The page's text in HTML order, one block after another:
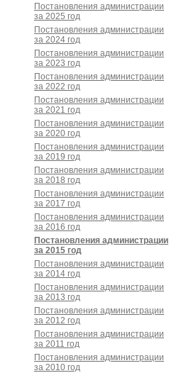
Постановления администрации
за 2025 год
Постановления администрации
за 2024 год
Постановления администрации
за 2023 год
Постановления администрации
за 2022 год
Постановления администрации
за 2021 год
Постановления администрации
за 2020 год
Постановления администрации
за 2019 год
Постановления администрации
за 2018 год
Постановления администрации
за 2017 год
Постановления администрации
за 2016 год
Постановления администрации
за 2015 год
Постановления администрации
за 2014 год
Постановления администрации
за 2013 год
Постановления администрации
за 2012 год
Постановления администрации
за 2011 год
Постановления администрации
за 2010 год